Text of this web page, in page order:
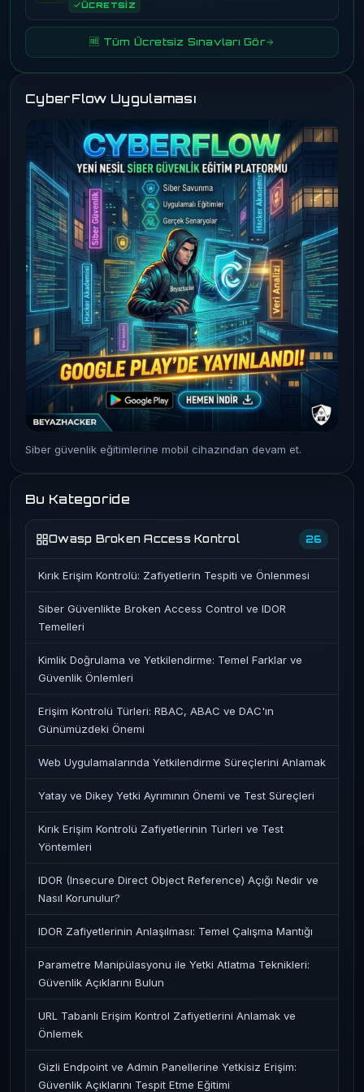
ÜCRETSİZ
🆓 Tüm Ücretsiz Sınavları Gör
CyberFlow Uygulaması
Siber güvenlik eğitimlerine mobil cihazından devam et.
Bu Kategoride
Owasp Broken Access Kontrol 26
Kırık Erişim Kontrolü: Zafiyetlerin Tespiti ve Önlenmesi
Siber Güvenlikte Broken Access Control ve IDOR
Temelleri
Kimlik Doğrulama ve Yetkilendirme: Temel Farklar ve
Güvenlik Önlemleri
Erişim Kontrolü Türleri: RBAC, ABAC ve DAC'ın
Günümüzdeki Önemi
Web Uygulamalarında Yetkilendirme Süreçlerini Anlamak
Yatay ve Dikey Yetki Ayrımının Önemi ve Test Süreçleri
Kırık Erişim Kontrolü Zafiyetlerinin Türleri ve Test
Yöntemleri
IDOR (Insecure Direct Object Reference) Açığı Nedir ve
Nasıl Korunulur?
IDOR Zafiyetlerinin Anlaşılması: Temel Çalışma Mantığı
Parametre Manipülasyonu ile Yetki Atlatma Teknikleri:
Güvenlik Açıklarını Bulun
URL Tabanlı Erişim Kontrol Zafiyetlerini Anlamak ve
Önlemek
Gizli Endpoint ve Admin Panellerine Yetkisiz Erişim:
Güvenlik Açıklarını Tespit Etme Eğitimi